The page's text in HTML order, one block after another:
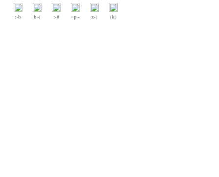
:-b b-( :-# =p~ x-) (k)